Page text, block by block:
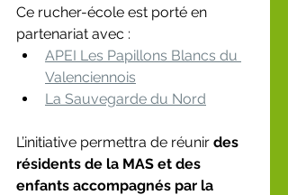
Ce rucher-école est porté en
partenariat avec :
APEI Les Papillons Blancs du
Valenciennois
La Sauvegarde du Nord
L’initiative permettra de réunir des
résidents de la MAS et des
enfants accompagnés par la